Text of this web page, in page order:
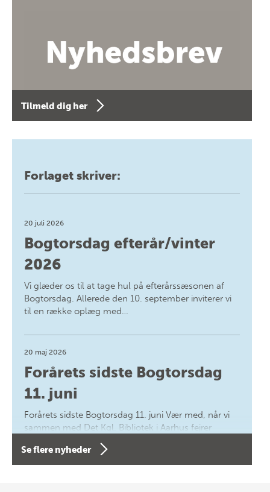
Tilmeld dig her
Forlaget skriver:
20 juli 2026
Bogtorsdag efterår/vinter
2026
Vi glæder os til at tage hul på efterårssæsonen af
Bogtorsdag. Allerede den 10. september inviterer vi
til en række oplæg med…
20 maj 2026
Forårets sidste Bogtorsdag
11. juni
Forårets sidste Bogtorsdag 11. juni Vær med, når vi
sammen med Det Kgl. Bibliotek i Aarhus fejrer
forfatterne bag vores nyes…
Se flere nyheder